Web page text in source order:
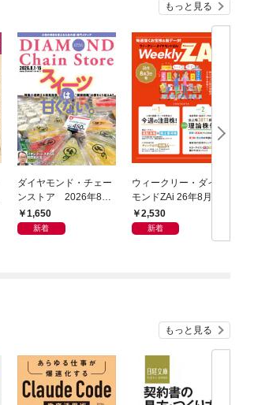
もっと見る
ダイヤモンド・チェー
ンストア 2026年8月
1日・15日号
1,650
新着
ウィークリー・ダイヤ
モンドZAi 26年8月3日
号2,530
新着
もっと見る